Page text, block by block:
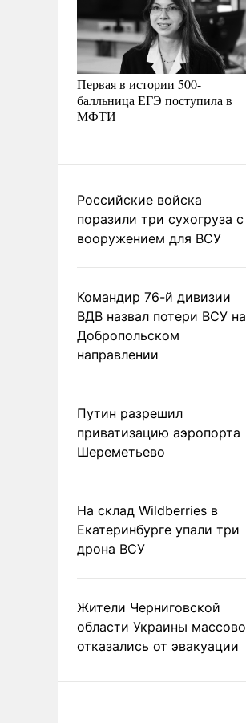
Первая в истории 500-
балльница ЕГЭ поступила в
МФТИ
Российские войска
поразили три сухогруза с
вооружением для ВСУ
Командир 76-й дивизии
ВДВ назвал потери ВСУ на
Добропольском
направлении
Путин разрешил
приватизацию аэропорта
Шереметьево
На склад Wildberries в
Екатеринбурге упали три
дрона ВСУ
Жители Черниговской
области Украины массово
отказались от эвакуации